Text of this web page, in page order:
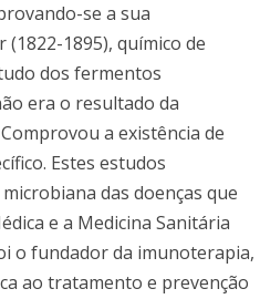
se a sua
(1822-1895), químico de
dos fermentos
era o resultado da
a existência de
Estes estudos
das doenças que
e a Medicina Sanitária
o fundador da imunoterapia,
ao tratamento e prevenção